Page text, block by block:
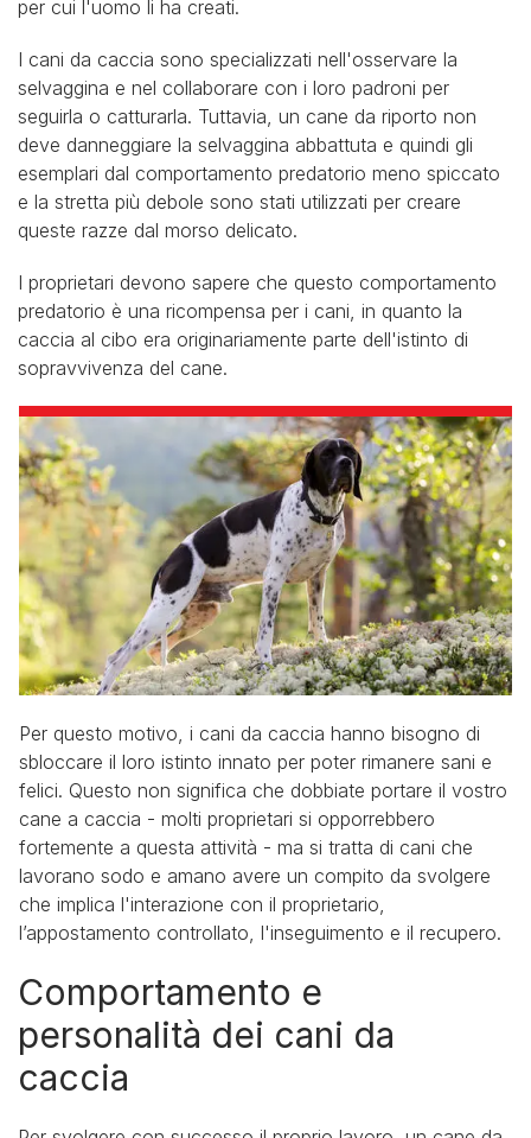
per cui l'uomo li ha creati.
I cani da caccia sono specializzati nell'osservare la
selvaggina e nel collaborare con i loro padroni per
seguirla o catturarla. Tuttavia, un cane da riporto non
deve danneggiare la selvaggina abbattuta e quindi gli
esemplari dal comportamento predatorio meno spiccato
e la stretta più debole sono stati utilizzati per creare
queste razze dal morso delicato.
I proprietari devono sapere che questo comportamento
predatorio è una ricompensa per i cani, in quanto la
caccia al cibo era originariamente parte dell'istinto di
sopravvivenza del cane.
Per questo motivo, i cani da caccia hanno bisogno di
sbloccare il loro istinto innato per poter rimanere sani e
felici. Questo non significa che dobbiate portare il vostro
cane a caccia - molti proprietari si opporrebbero
fortemente a questa attività - ma si tratta di cani che
lavorano sodo e amano avere un compito da svolgere
che implica l'interazione con il proprietario,
l’appostamento controllato, l'inseguimento e il recupero.
Comportamento e
personalità dei cani da
caccia